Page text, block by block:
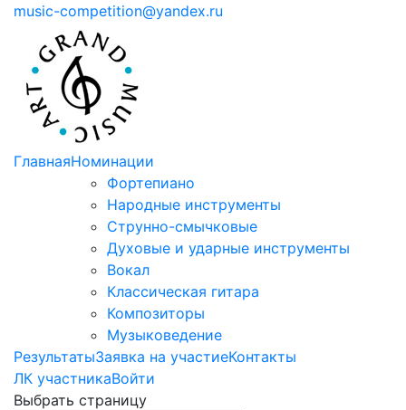
music-competition@yandex.ru
ГлавнаяНоминации
Фортепиано
Народные инструменты
Струнно-смычковые
Духовые и ударные инструменты
Вокал
Классическая гитара
Композиторы
Музыковедение
РезультатыЗаявка на участиеКонтакты
ЛК участникаВойти
Выбрать страницу